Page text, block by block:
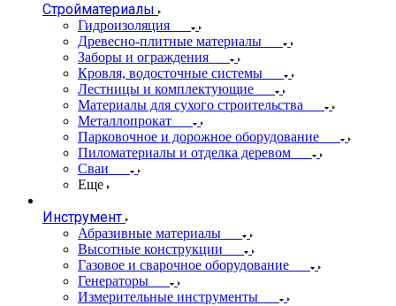
Стройматериалы
Гидроизоляция
Древесно-плитные материалы
Заборы и ограждения
Кровля, водосточные системы
Лестницы и комплектующие
Материалы для сухого строительства
Металлопрокат
Парковочное и дорожное оборудование
Пиломатериалы и отделка деревом
Сваи
Еще
Инструмент
Абразивные материалы
Высотные конструкции
Газовое и сварочное оборудование
Генераторы
Измерительные инструменты